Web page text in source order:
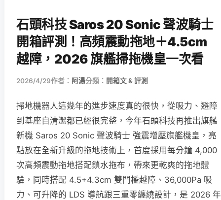
石頭科技 Saros 20 Sonic 聲波騎士
開箱評測！高頻震動拖地＋4.5cm
越障，2026 旗艦掃拖機皇一次看
2026/4/29作者： 阿湯分類： 開箱文 & 評測
掃地機器人這幾年的進步速度真的很快，從吸力、避障
到基座自清潔都已經很完整，今年石頭科技再推出旗艦
新機 Saros 20 Sonic 聲波騎士 強震增壓旗艦機皇，亮
點放在全新升級的拖地技術上，首度採用每分鐘 4,000
次高頻震動拖地搭配鎖水拖布，帶來更乾爽的拖地體
驗，同時搭配 4.5+4.3cm 雙門檻越障、36,000Pa 吸
力、可升降的 LDS 導航跟三重零纏繞設計，是 2026 年